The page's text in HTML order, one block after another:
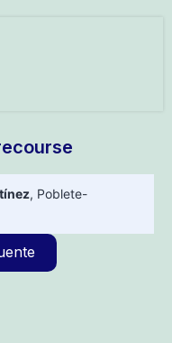
, Poblete-